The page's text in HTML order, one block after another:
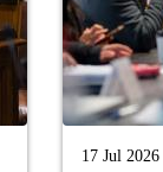
17 Jul 2026